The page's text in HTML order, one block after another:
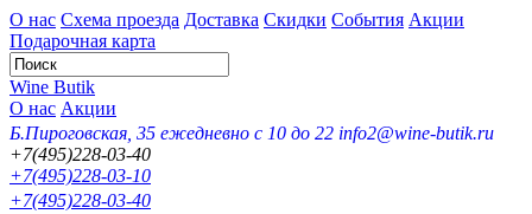
О нас Схема проезда Доставка Скидки События Акции
Подарочная карта
Wine Butik
О нас Акции
Б.Пироговская, 35 ежедневно с 10 до 22 info2@wine-butik.ru
+7(495)228-03-40
+7(495)228-03-10
+7(495)228-03-40